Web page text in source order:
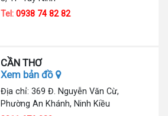
Tel:0938 74 82 82
CẦN THƠ
Xem bản đồ
Địa chỉ: 369 Đ. Nguyễn Văn Cừ,
Phường An Khánh, Ninh Kiều